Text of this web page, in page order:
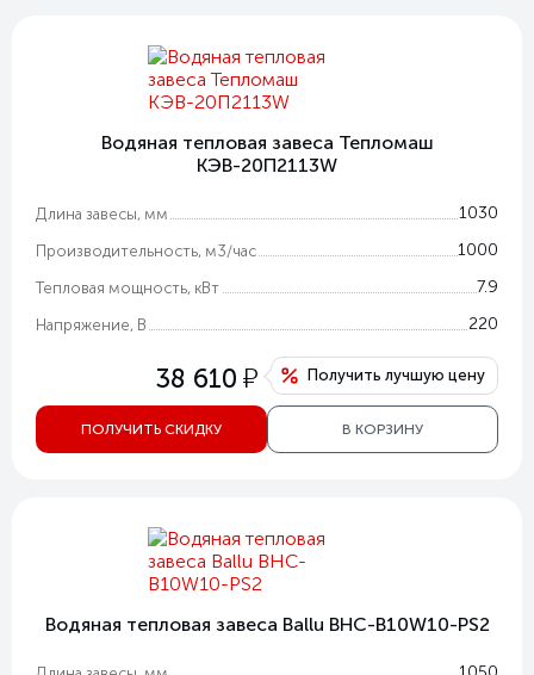
Водяная тепловая завеса Тепломаш
КЭВ-20П2113W
Длина завесы, мм 1030
Производительность, м3/час 1000
Тепловая мощность, кВт 7.9
Напряжение, В 220
38 610 у Получить лучшую цену
ПОЛУЧИТЬ СКИДКУ В КОРЗИНУ
Водяная тепловая завеса Ballu BHC-B10W10-PS2